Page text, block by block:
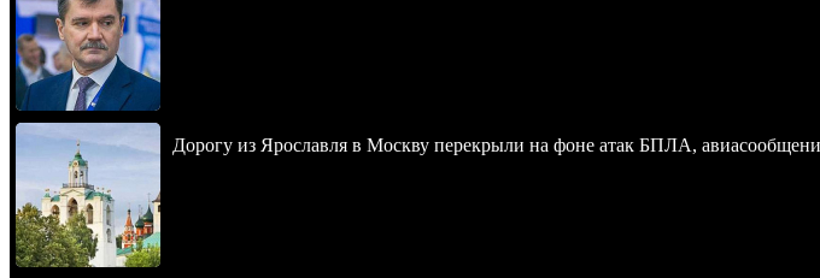
Дорогу из Ярославля в Москву перекрыли на фоне атак БПЛА,